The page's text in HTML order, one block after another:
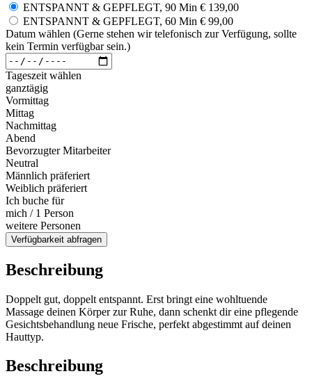
ENTSPANNT & GEPFLEGT, 90 Min € 139,00
ENTSPANNT & GEPFLEGT, 60 Min € 99,00
Datum wählen (Gerne stehen wir telefonisch zur Verfügung, sollte
kein Termin verfügbar sein.)
Tageszeit wählen
ganztägig
Vormittag
Mittag
Nachmittag
Abend
Bevorzugter Mitarbeiter
Neutral
Männlich präferiert
Weiblich präferiert
Ich buche für
mich / 1 Person
weitere Personen
Verfügbarkeit abfragen
Beschreibung
Doppelt gut, doppelt entspannt. Erst bringt eine wohltuende
Massage deinen Körper zur Ruhe, dann schenkt dir eine pflegende
Gesichtsbehandlung neue Frische, perfekt abgestimmt auf deinen
Hauttyp.
Beschreibung